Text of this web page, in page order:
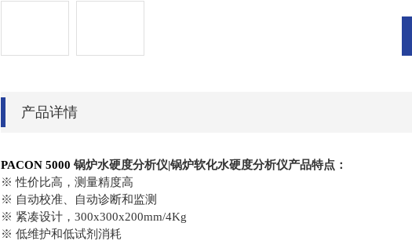
产品详情
PACON 5000 锅炉水硬度分析仪|锅炉软化水硬度分析仪​产品特点：
※ 性价比高，测量精度高
※ 自动校准、自动诊断和监测
※ 紧凑设计，300x300x200mm/4Kg
※ 低维护和低试剂消耗